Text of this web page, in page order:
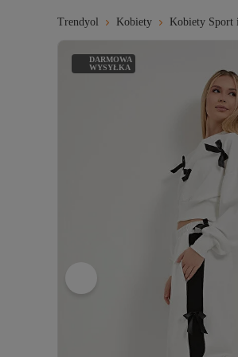
Trendyol Kobiety Kobiety Sport
DARMOWA
WYSYŁKA